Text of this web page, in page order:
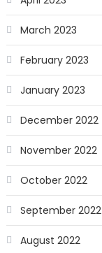
March 2023
February 2023
January 2023
December 2022
November 2022
October 2022
September 2022
August 2022